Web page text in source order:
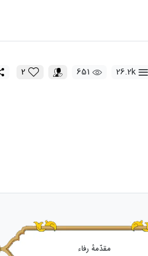
26.2k
651
2
مقدّمهٔ رفاء